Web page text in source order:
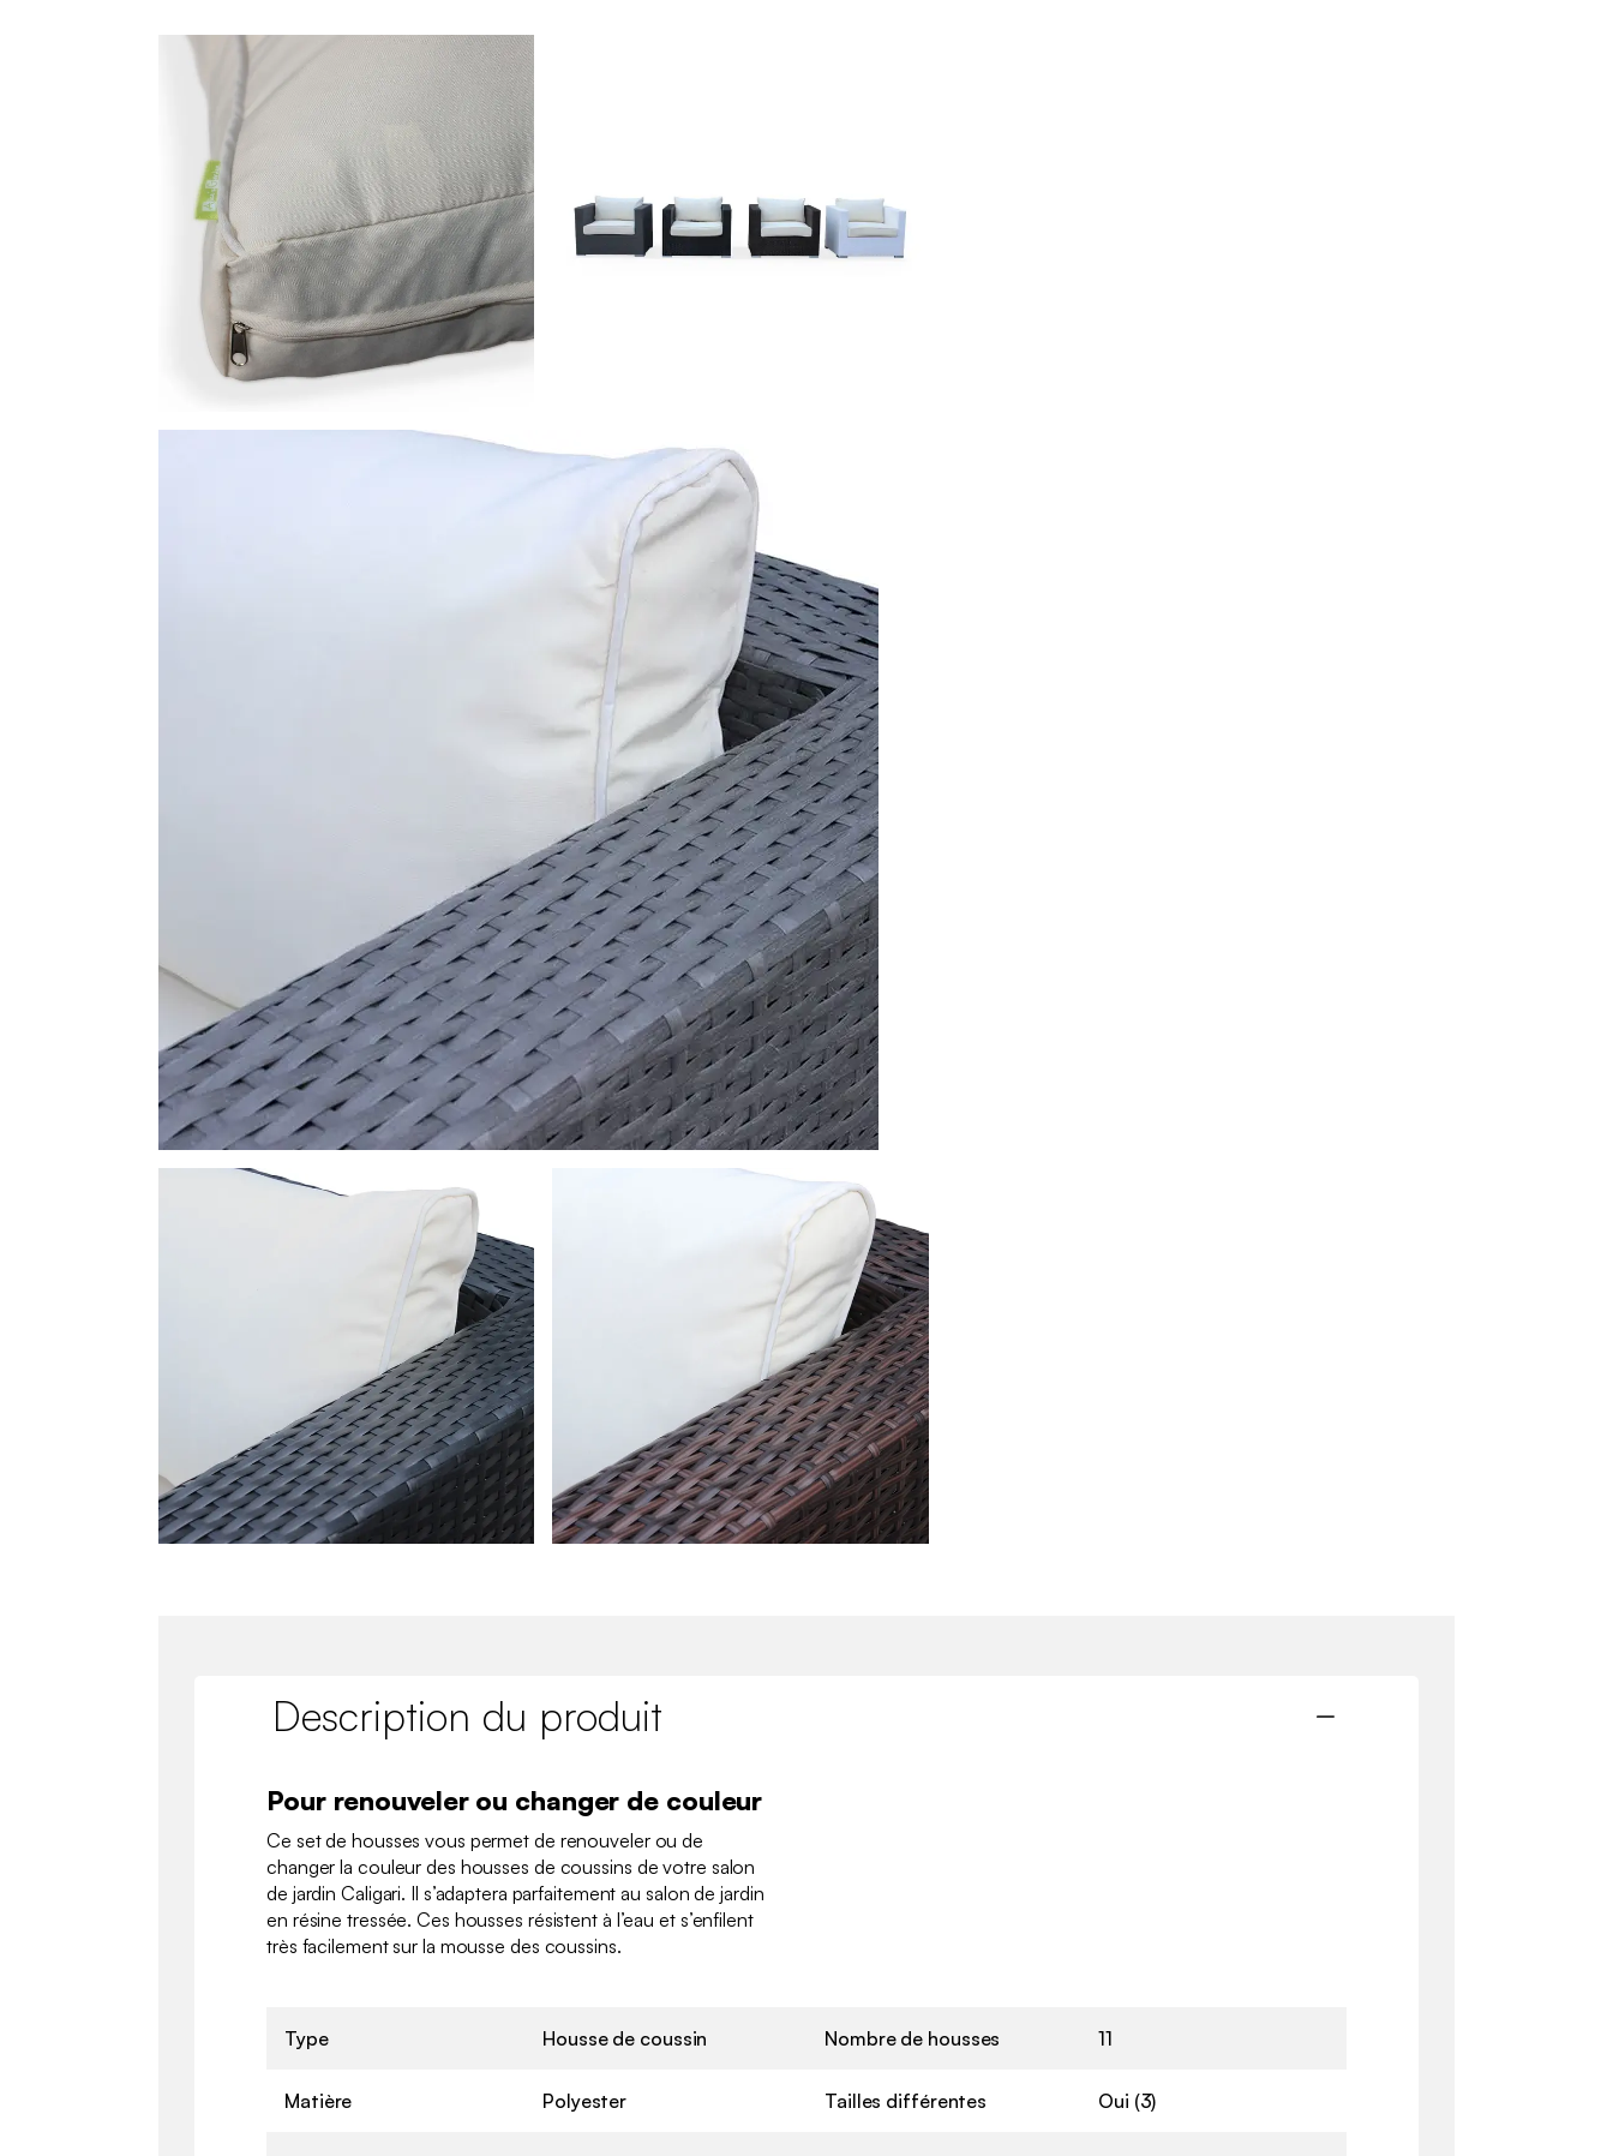
Description du produit
Pour renouveler ou changer de couleur
Ce set de housses vous permet de renouveler ou de
changer la couleur des housses de coussins de votre salon
de jardin Caligari. Il s’adaptera parfaitement au salon de jardin
en résine tressée. Ces housses résistent à l’eau et s’enfilent
très facilement sur la mousse des coussins.
Type Housse de coussin
Matière Polyester
Nombre de housses 11
Tailles différentes Oui (3)